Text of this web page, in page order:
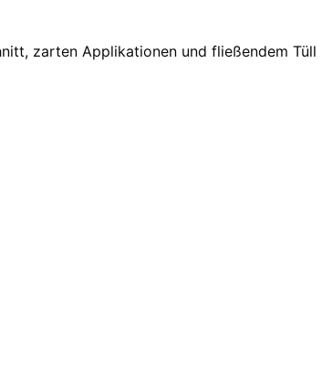
zarten Applikationen und fließendem Tüll